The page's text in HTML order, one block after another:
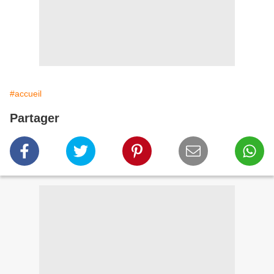
#accueil
Partager